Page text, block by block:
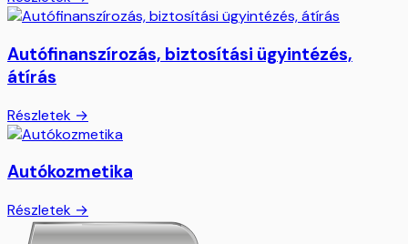
Autófinanszírozás, biztosítási ügyintézés,
átírás
Részletek →
Autókozmetika
Részletek →